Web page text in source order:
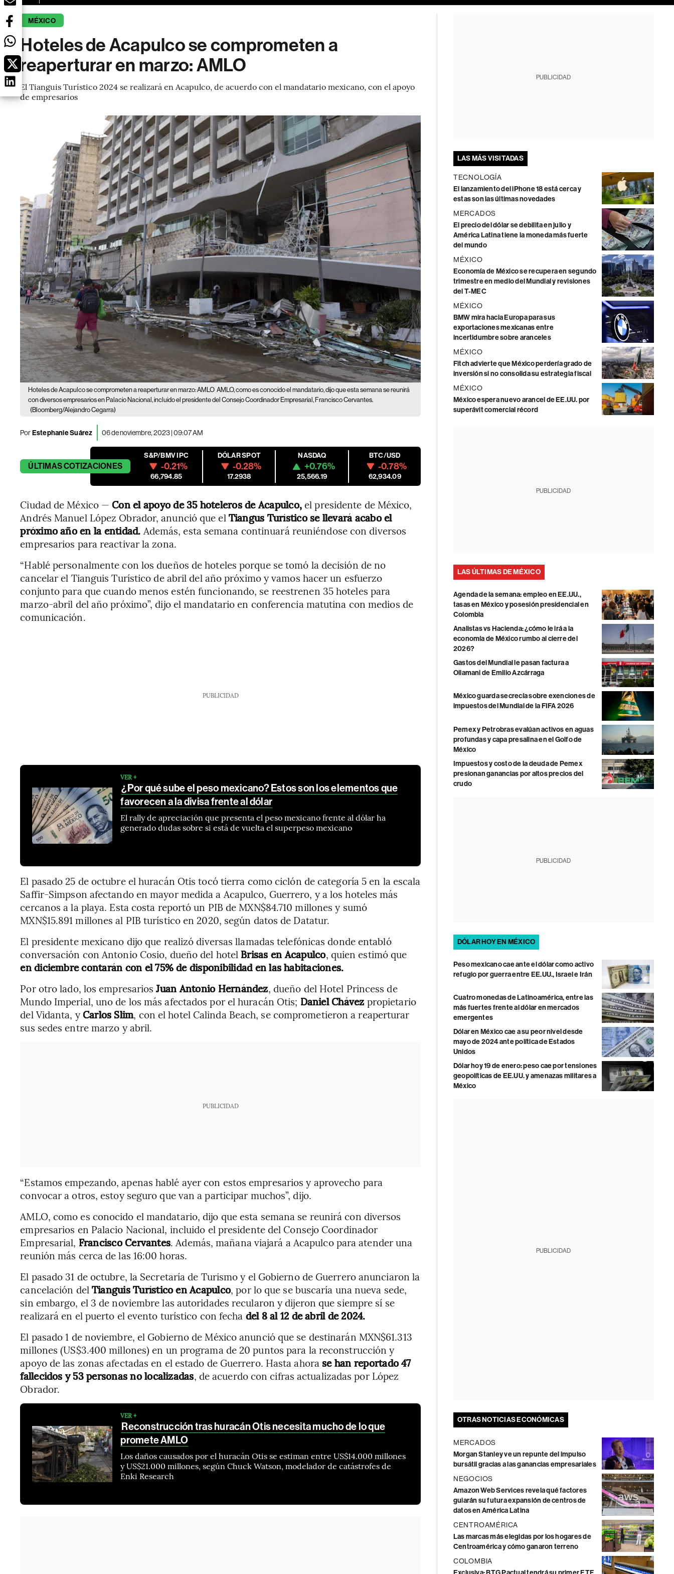
MÉXICO
Hoteles de Acapulco se comprometen a
reaperturar en marzo: AMLO
El Tianguis Turístico 2024 se realizará en Acapulco, de acuerdo con el mandatario mexicano, con el apoyo
de empresarios
Hoteles de Acapulco se comprometen a reaperturar en marzo: AMLO AMLO, como es conocido el mandatario, dijo que esta semana se reunirá
con diversos empresarios en Palacio Nacional, incluido el presidente del Consejo Coordinador Empresarial, Francisco Cervantes.
(Bloomberg/Alejandro Cegarra)
PorEstephanie Suárez 06 de noviembre, 2023 | 09:07 AM
ÚLTIMASCOTIZACIONES
S&P/BMV IPC
-0.21%
66,794.85
DÓLAR SPOT
-0.28%
17.2938
NASDAQ
+0.76%
25,566.19
BTC/USD
-0.78%
62,934.09
Ciudad de México —Con el apoyo de 35 hoteleros de Acapulco,el presidente de México,
Andrés Manuel López Obrador, anunció que el Tiangus Turístico se llevará acabo el
próximo año en la entidad. Además, esta semana continuará reuniéndose con diversos
empresarios para reactivar la zona.
“Hablé personalmente con los dueños de hoteles porque se tomó la decisión de no
cancelar el Tianguis Turístico de abril del año próximo y vamos hacer un esfuerzo
conjunto para que cuando menos estén funcionando, se reestrenen 35 hoteles para
marzo-abril del año próximo”, dijo el mandatario en conferencia matutina con medios de
comunicación.
PUBLICIDAD
VER +
¿Por qué sube el peso mexicano? Estos son los elementos que
favorecen a la divisa frente al dólar
El rally de apreciación que presenta el peso mexicano frente al dólar ha
generado dudas sobre si está de vuelta el superpeso mexicano
El pasado 25 de octubre el huracán Otis tocó tierra como ciclón de categoría 5 en la escala
Saffir-Simpson afectando en mayor medida a Acapulco, Guerrero, y a los hoteles más
cercanos a la playa. Esta costa reportó un PIB de MXN$84.710 millones y sumó
MXN$15.891 millones al PIB turístico en 2020, según datos de Datatur.
El presidente mexicano dijo que realizó diversas llamadas telefónicas donde entabló
conversación con Antonio Cosio, dueño del hotel Brisas en Acapulco, quien estimó que
en diciembre contarán con el 75% de disponibilidad en las habitaciones.
Por otro lado, los empresariosJuan Antonio Hernández, dueño del Hotel Princess de
Mundo Imperial, uno de los más afectados por el huracán Otis; Daniel Chávez propietario
del Vidanta, yCarlos Slim, con el hotel Calinda Beach, se comprometieron a reaperturar
sus sedes entre marzo y abril.
PUBLICIDAD
“Estamos empezando, apenas hablé ayer con estos empresarios y aprovecho para
convocar a otros, estoy seguro que van a participar muchos”, dijo.
AMLO, como es conocido el mandatario, dijo que esta semana se reunirá con diversos
empresarios en Palacio Nacional, incluido el presidente del Consejo Coordinador
Empresarial, Francisco Cervantes. Además, mañana viajará a Acapulco para atender una
reunión más cerca de las 16:00 horas.
El pasado 31 de octubre, la Secretaría de Turismo y el Gobierno de Guerrero anunciaron la
cancelación del Tianguis Turístico en Acapulco, por lo que se buscaría una nueva sede,
sin embargo, el 3 de noviembre las autoridades recularon y dijeron que siempre sí se
realizará en el puerto el evento turístico con fecha del 8 al 12 de abril de 2024.
El pasado 1 de noviembre, el Gobierno de México anunció que se destinarán MXN$61.313
millones (US$3.400 millones) en un programa de 20 puntos para la reconstrucción y
apoyo de las zonas afectadas en el estado de Guerrero. Hasta ahora se han reportado 47
fallecidos y 53 personas no localizadas, de acuerdo con cifras actualizadas por López
Obrador.
VER +
Reconstrucción tras huracán Otis necesita mucho de lo que
promete AMLO
Los daños causados ​​por el huracán Otis se estiman entre US$14.000 millones
y US$21.000 millones, según Chuck Watson, modelador de catástrofes de
Enki Research
PUBLICIDAD
LAS MÁS VISITADAS
TECNOLOGÍA
El lanzamiento del iPhone 18 está cerca y
estas son las últimas novedades
MERCADOS
El precio del dólar se debilita en julio y
América Latina tiene la moneda más fuerte
del mundo
MÉXICO
Economía de México se recupera en segundo
trimestre en medio del Mundial y revisiones
del T-MEC
MÉXICO
BMW mira hacia Europa para sus
exportaciones mexicanas entre
incertidumbre sobre aranceles
MÉXICO
Fitch advierte que México perdería grado de
inversión si no consolida su estrategia fiscal
MÉXICO
México espera nuevo arancel de EE.UU. por
superávit comercial récord
PUBLICIDAD
LAS ÚLTIMAS DE MÉXICO
Agenda de la semana: empleo en EE.UU.,
tasas en México y posesión presidencial en
Colombia
Analistas vs Hacienda: ¿cómo le irá a la
economía de México rumbo al cierre del
2026?
Gastos del Mundial le pasan factura a
Ollamani de Emilio Azcárraga
México guarda secrecía sobre exenciones de
impuestos del Mundial de la FIFA 2026
Pemex y Petrobras evalúan activos en aguas
profundas y capa presalina en el Golfo de
México
Impuestos y costo de la deuda de Pemex
presionan ganancias por altos precios del
crudo
PUBLICIDAD
DÓLAR HOY EN MÉXICO
Peso mexicano cae ante el dólar como activo
refugio por guerra entre EE.UU., Israel e Irán
Cuatro monedas de Latinoamérica, entre las
más fuertes frente al dólar en mercados
emergentes
Dólar en México cae a su peor nivel desde
mayo de 2024 ante política de Estados
Unidos
Dólar hoy 19 de enero: peso cae por tensiones
geopolíticas de EE.UU. y amenazas militares a
México
PUBLICIDAD
OTRAS NOTICIAS ECONÓMICAS
MERCADOS
Morgan Stanley ve un repunte del impulso
bursátil gracias a las ganancias empresariales
NEGOCIOS
Amazon Web Services revela qué factores
guiarán su futura expansión de centros de
datos en América Latina
CENTROAMÉRICA
Las marcas más elegidas por los hogares de
Centroamérica y cómo ganaron terreno
COLOMBIA